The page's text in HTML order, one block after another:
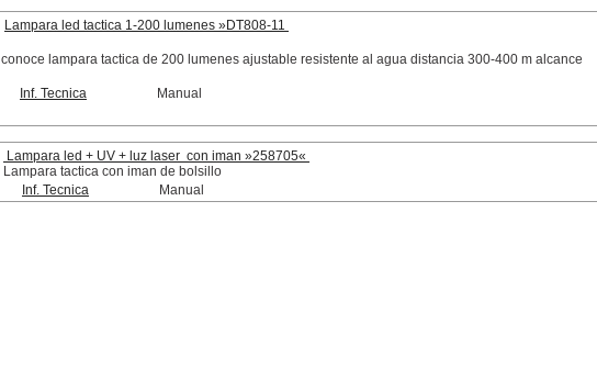
Lampara led tactica 1-200 lumenes »DT808-11
conoce lampara tactica de 200 lumenes ajustable resistente al agua distancia 300-400 m alcance
Inf. Tecnica Manual
Lampara led + UV + luz laser con iman »258705«
Lampara tactica con iman de bolsillo
Inf. Tecnica
Manual